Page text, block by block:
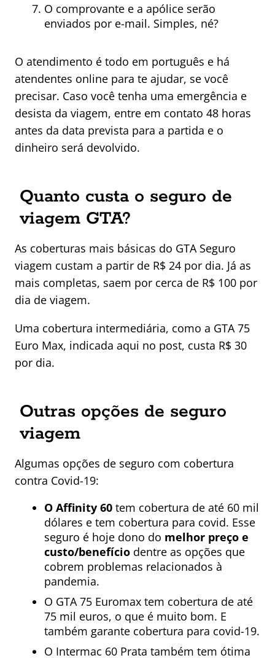
O comprovante e a apólice serão
enviados por e-mail. Simples, né?
O atendimento é todo em português e há
atendentes online para te ajudar, se você
precisar. Caso você tenha uma emergência e
desista da viagem, entre em contato 48 horas
antes da data prevista para a partida e o
dinheiro será devolvido.
Quanto custa o seguro de
viagem GTA?
As coberturas mais básicas do GTA Seguro
viagem custam a partir de R$ 24 por dia. Já as
mais completas, saem por cerca de R$ 100 por
dia de viagem.
Uma cobertura intermediária, como a GTA 75
Euro Max, indicada aqui no post, custa R$ 30
por dia.
Outras opções de seguro
viagem
Algumas opções de seguro com cobertura
contra Covid-19:
O Affinity 60 tem cobertura de até 60 mil
dólares e tem cobertura para covid. Esse
seguro é hoje dono do melhor preço e
custo/benefício dentre as opções que
cobrem problemas relacionados à
pandemia.
O GTA 75 Euromax tem cobertura de até
75 mil euros, o que é muito bom. E
também garante cobertura para covid-19.
O Intermac 60 Prata também tem ótima